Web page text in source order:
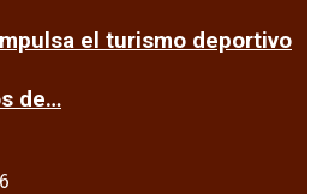
el turismo deportivo
de…